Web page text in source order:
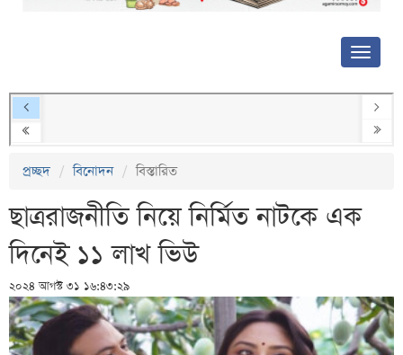
প্রচ্ছদ বিনোদন বিস্তারিত
ছাত্ররাজনীতি নিয়ে নির্মিত নাটকে এক
দিনেই ১১ লাখ ভিউ
২০২৪ আগস্ট ৩১ ১৬:৪৩:২৯